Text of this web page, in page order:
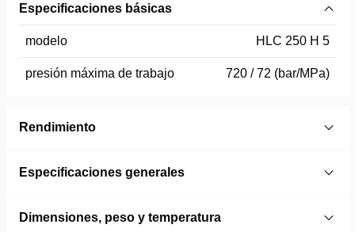
Especificaciones básicas
modelo HLC 250 H 5
presión máxima de trabajo 720 / 72 (bar/MPa)
Rendimiento
Especificaciones generales
Dimensiones, peso y temperatura